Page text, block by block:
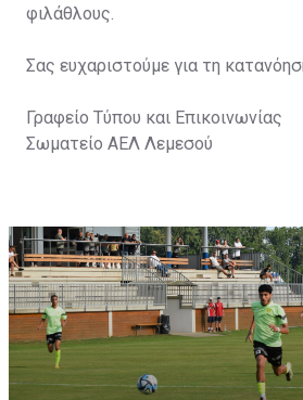
φιλάθλους.
Σας ευχαριστούμε για τη
Γραφείο Τύπου και Επικοινωνίας
Σωματείο ΑΕΛ Λεμεσού